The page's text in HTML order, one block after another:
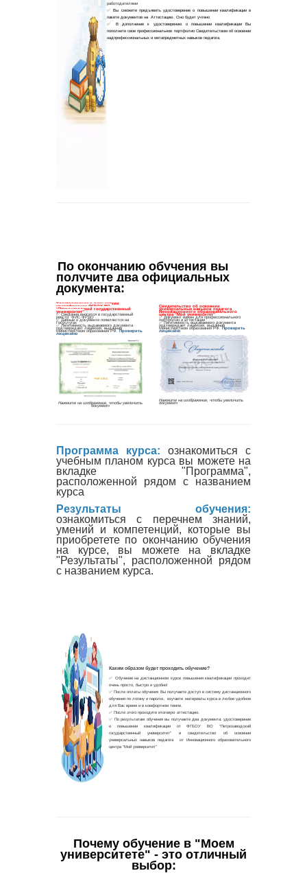
По окончанию обучения вы
получите два официальных
документа:
Программа курса: ознакомиться с
учебным планом курса вы можете на
вкладке "Программа",
расположенной рядом с названием
курса
Результаты обучения:
ознакомиться с перечнем знаний,
умений и компетенций, которые вы
приобретете по окончанию обучения
на курсе, вы можете на вкладке
"Результаты", расположенной рядом
с названием курса.
Почему обучение в "Моем
университете" - это отличный
выбор: